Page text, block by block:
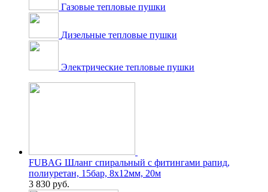
Газовые тепловые пушки
Дизельные тепловые пушки
Электрические тепловые пушки
FUBAG Шланг спиральный с фитингами рапид,
полиуретан, 15бар, 8x12мм, 20м
3 830 руб.